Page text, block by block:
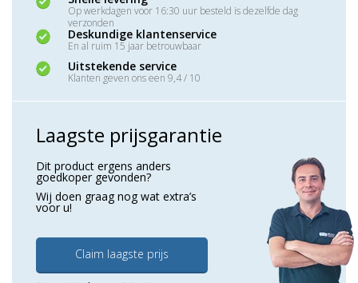
Op werkdagen voor 16:30 uur besteld is dezelfde dag
verzonden
Deskundige klantenservice
En al ruim 15 jaar betrouwbaar
Uitstekende service
Klanten geven ons een 9,4 / 10
Laagste prijsgarantie
Dit product ergens anders
goedkoper gevonden?
Wij doen graag nog wat extra’s
voor u!
Claim laagste prijs